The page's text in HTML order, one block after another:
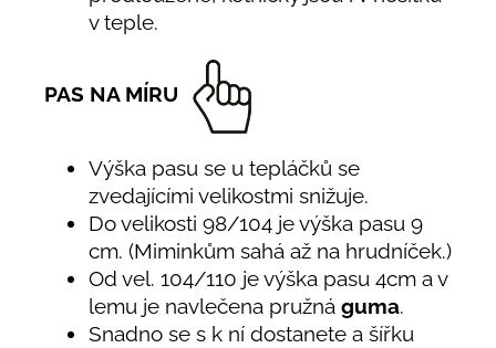
v teple.
PAS NA MÍRU
Výška pasu se u tepláčků se
zvedajícími velikostmi snižuje.
Do velikosti 98/104 je výška pasu 9
cm. (Miminkům sahá až na hrudníček.)
Od vel. 104/110 je výška pasu 4cm a v
lemu je navlečena pružná guma.
Snadno se s k ní dostanete a šířku